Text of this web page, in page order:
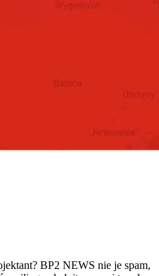
BP2 NEWS nie je spam,